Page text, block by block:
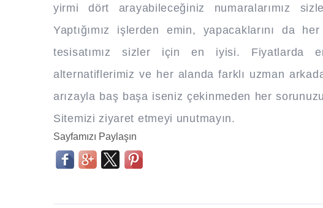
yirmi dört arayabileceğiniz numaralarımız
Yaptığımız işlerden emin, yapacaklarını da
tesisatımız sizler için en iyisi. Fiyatlarda
alternatiflerimiz ve her alanda farklı uzman
arızayla baş başa iseniz çekinmeden her
Sitemizi ziyaret etmeyi unutmayın.
Sayfamızı Paylaşın